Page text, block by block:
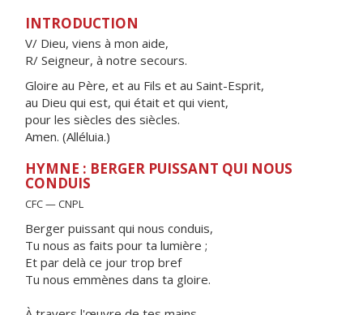
INTRODUCTION
V/ Dieu, viens à mon aide,
R/ Seigneur, à notre secours.
Gloire au Père, et au Fils et au Saint-Esprit,
au Dieu qui est, qui était et qui vient,
pour les siècles des siècles.
Amen. (Alléluia.)
HYMNE : BERGER PUISSANT QUI NOUS
CONDUIS
CFC — CNPL
Berger puissant qui nous conduis,
Tu nous as faits pour ta lumière ;
Et par delà ce jour trop bref
Tu nous emmènes dans ta gloire.